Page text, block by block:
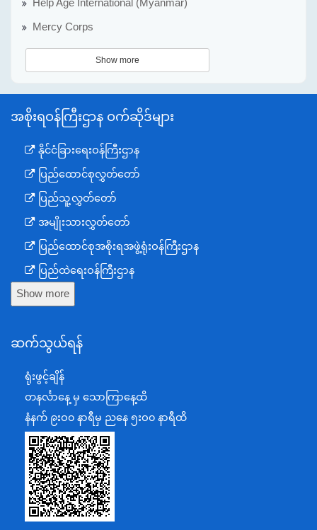
Help Age International (Myanmar)
Mercy Corps
Show more
အစိုးရဝန်ကြီးဌာန ဝက်ဆိုဒ်များ
နိုင်ငံခြားရေးဝန်ကြီးဌာန
ပြည်ထောင်စုလွှတ်တော်
ပြည်သူ့လွှတ်တော်
အမျိုးသားလွှတ်တော်
ပြည်ထောင်စုအစိုးရအဖွဲ့ရုံးဝန်ကြီးဌာန
ပြည်ထဲရေးဝန်ကြီးဌာန
ကာကွယ်ရေးဝန်ကြီးဌာန
စီမံကိန်း၊ဘဏ္ဍာရေးနှင့်စက်မှုဝန်ကြီးဌာန
ရင်းနှီးမြှုပ်နှံမှုနှင့် နိုင်ငံခြားစီးပွားဆက်သွယ်ရေးဝန်ကြီးဌာန
အပြည်ပြည်ဆိုင်ရာပူးပေါင်းဆောင်ရွက်ရေးဝန်ကြီးဌာန
ပြန်ကြားရေးဝန်ကြီးဌာန
သာသနာရေးနှင့် ယဉ်ကျေးမှုဝန်ကြီးဌာန
စိုက်ပျိုးရေး၊မွေးမြူရေးနှင့်ဆည်မြောင်းဝန်ကြီးဌာန
ပို့ဆောင်ရေးနှင့်ဆက်သွယ်ရေးဝန်ကြီးဌာန
သယံဇာတနှင့်ပတ်ဝန်းကျင်ထိန်းသိမ်းရေးဝန်ကြီးဌာန
Show more
ဆက်သွယ်ရန်
ရုံးဖွင့်ချိန်
တနင်္လာနေ့ မှ သောကြာနေ့ထိ
နံနက် ၉းဝ၀ နာရီမှ ညနေ ၅းဝ၀ နာရီထိ